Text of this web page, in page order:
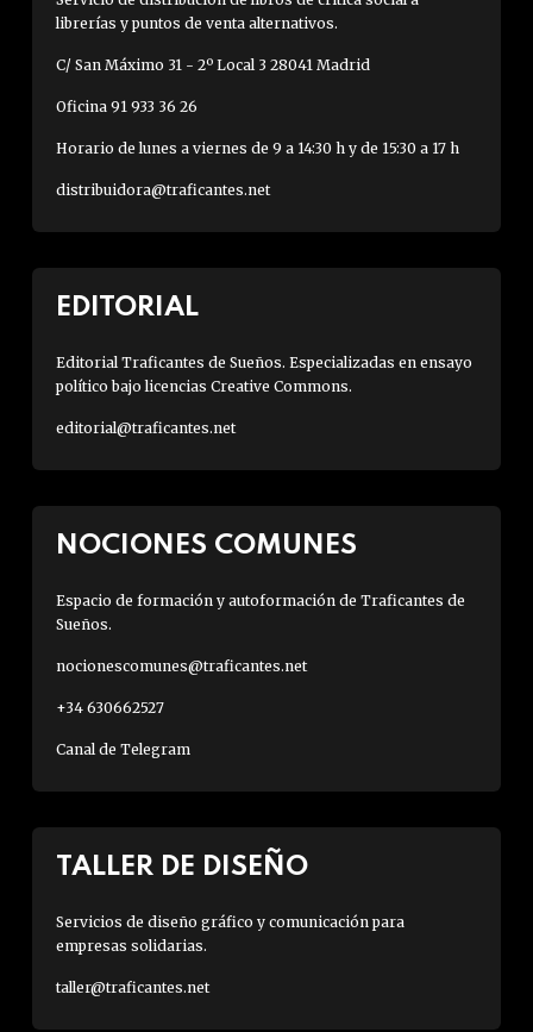
librerías y puntos de venta alternativos.
C/ San Máximo 31 - 2º Local 3 28041 Madrid
Oficina 91 933 36 26
Horario de lunes a viernes de 9 a 14:30 h y de 15:30 a 17 h
distribuidora@traficantes.net
EDITORIAL
Editorial Traficantes de Sueños. Especializadas en ensayo
político bajo licencias Creative Commons.
editorial@traficantes.net
NOCIONES COMUNES
Espacio de formación y autoformación de Traficantes de
Sueños.
nocionescomunes@traficantes.net
+34 630662527
Canal de Telegram
TALLER DE DISEÑO
Servicios de diseño gráfico y comunicación para
empresas solidarias.
taller@traficantes.net